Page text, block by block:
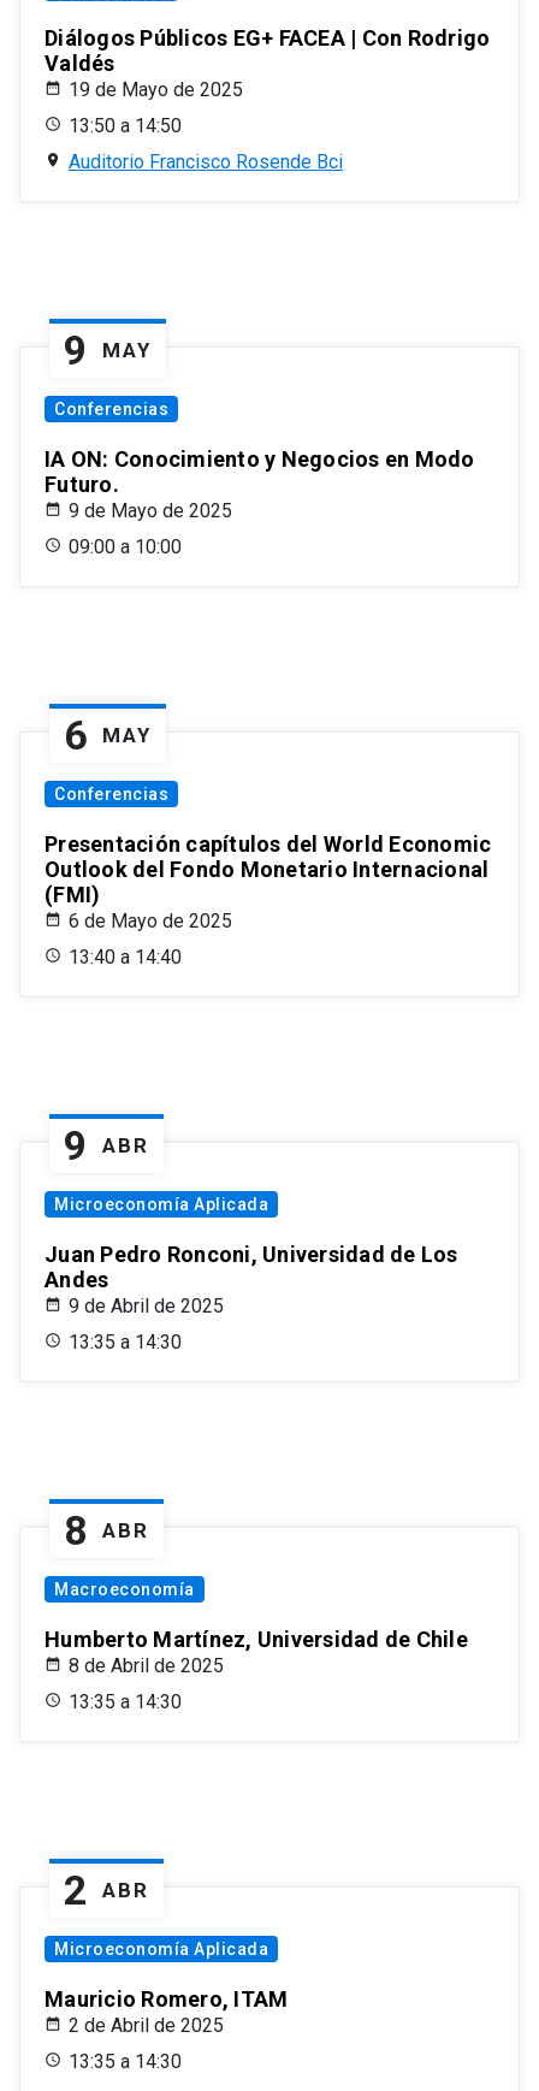
Diálogos Públicos EG+ FACEA | Con Rodrigo
Valdés
19 de Mayo de 2025
13:50 a 14:50
Auditorio Francisco Rosende Bci
9 MAY
Conferencias
IA ON: Conocimiento y Negocios en Modo
Futuro.
9 de Mayo de 2025
09:00 a 10:00
6 MAY
Conferencias
Presentación capítulos del World Economic
Outlook del Fondo Monetario Internacional
(FMI)
6 de Mayo de 2025
13:40 a 14:40
9 ABR
Microeconomía Aplicada
Juan Pedro Ronconi, Universidad de Los
Andes
9 de Abril de 2025
13:35 a 14:30
8 ABR
Macroeconomía
Humberto Martínez, Universidad de Chile
8 de Abril de 2025
13:35 a 14:30
2 ABR
Microeconomía Aplicada
Mauricio Romero, ITAM
2 de Abril de 2025
13:35 a 14:30